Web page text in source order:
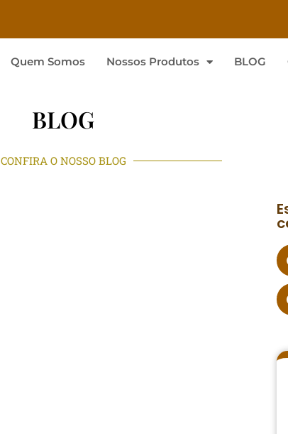
Quem Somos Nossos Produtos BLOG
BLOG
CONFIRA O NOSSO BLOG